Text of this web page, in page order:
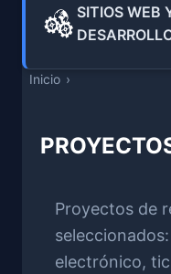
SITIOS WEB
Inicio
Proyectos de
electrónico,